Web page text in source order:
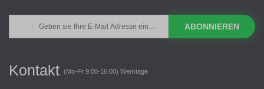
ABONNIEREN
Kontakt (Mo-Fr 9:00-16:00) Werktage